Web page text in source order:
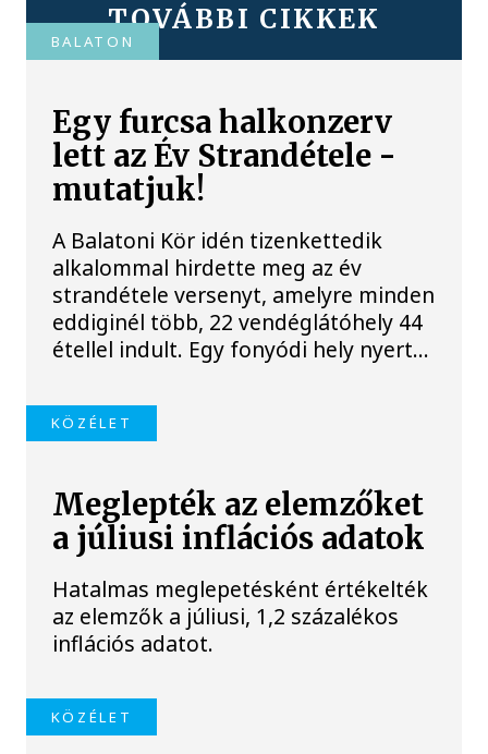
TOVÁBBI CIKKEK
BALATON
Egy furcsa halkonzerv
lett az Év Strandétele -
mutatjuk!
A Balatoni Kör idén tizenkettedik
alkalommal hirdette meg az év
strandétele versenyt, amelyre minden
eddiginél több, 22 vendéglátóhely 44
étellel indult. Egy fonyódi hely nyert...
KÖZÉLET
Meglepték az elemzőket
a júliusi inflációs adatok
Hatalmas meglepetésként értékelték
az elemzők a júliusi, 1,2 százalékos
inflációs adatot.
KÖZÉLET